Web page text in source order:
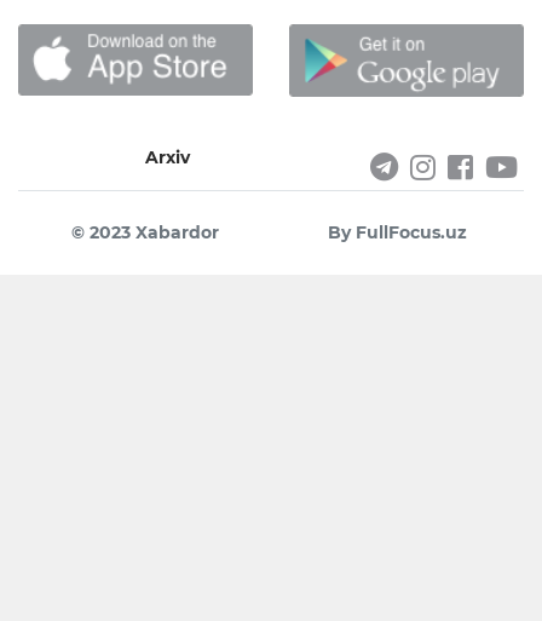
Arxiv
© 2023 Xabardor By FullFocus.uz